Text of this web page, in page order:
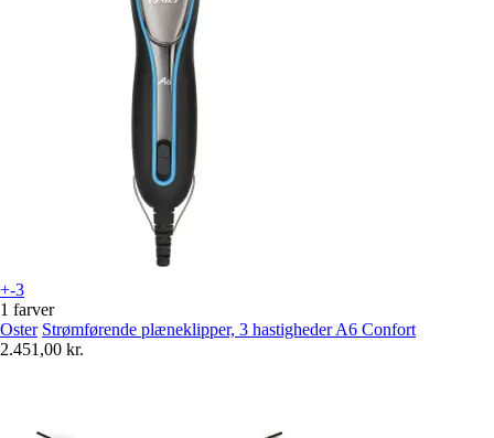
+-3
1 farver
Oster Strømførende plæneklipper, 3 hastigheder A6 Confort
2.451,00 kr.